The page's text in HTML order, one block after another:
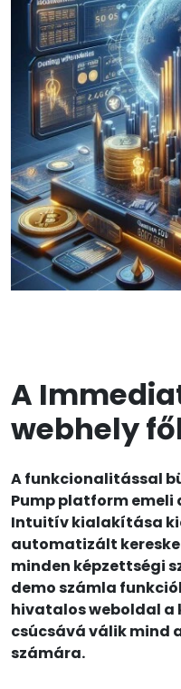
A
webhely
A funkcionalitással
Pump platform emeli
Intuitív kialakítása
automatizált
minden képzettségi
demo számla
hivatalos weboldal a
csúcsává válik mind
számára.